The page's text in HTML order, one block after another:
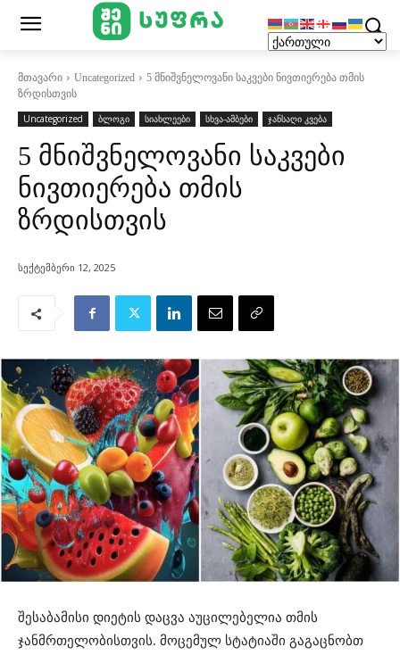
მთავარი Uncategorized
5 მნიშვნელოვანი საკვები ნივთიერება თმის
ზრდისთვის
Uncategorized
ბლოგი სიახლეები სხვა-ამბები ჯანსაღი კვება
5 მნიშვნელოვანი საკვები
ნივთიერება თმის
ზრდისთვის
სექტემბერი 12, 2025
შესაბამისი დიეტის დაცვა აუცილებელია თმის
ჯანმრთელობისთვის. მოცემულ სტატიაში გაგაცნობთ